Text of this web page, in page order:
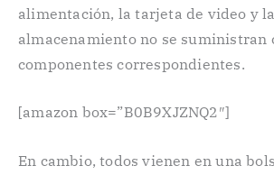
alimentación, la tarjeta de video y
almacenamiento no se suministran
componentes correspondientes.
[amazon box=”B0B9XJZNQ2″]
En cambio, todos vienen en una